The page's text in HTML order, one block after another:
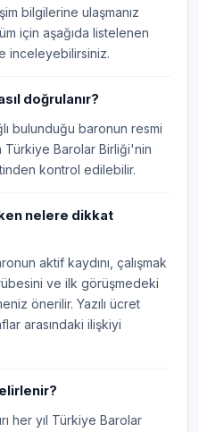
bilgilerine ulaşmanız
için aşağıda listelenen
inceleyebilirsiniz.
doğrulanır?
bulunduğu baronun resmi
Barolar Birliği'nin
kontrol edilebilir.
nelere dikkat
aktif kaydını, çalışmak
ve ilk görüşmedeki
önerilir. Yazılı ücret
arasındaki ilişkiyi
her yıl Türkiye Barolar